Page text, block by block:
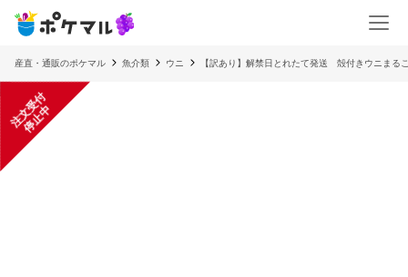
産直・通販のポケマル 魚介類 ウニ 【訳あり】解禁日とれたて発送 殻付きウニまる
注
文
受
付
停
止
中